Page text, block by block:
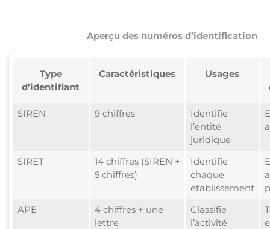
Aperçu des numéros d’identification
Type
d’identifiant
Caractéristiques
Usages
SIREN 9 chiffres
Identifie
l’entité
juridique
SIRET
14 chiffres (SIREN +
5 chiffres)
Identifie
chaque
établissement
APE
4 chiffres + une
lettre
Classifie
l’activité